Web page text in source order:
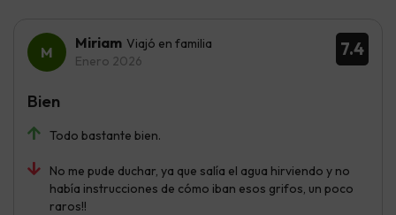
7.4
Miriam Viajó en familia
Enero 2026
Todo bastante bien.
No me pude duchar, ya que salía el agua hirviendo y no
había instrucciones de cómo iban esos grifos, un poco
raros!!
Bien